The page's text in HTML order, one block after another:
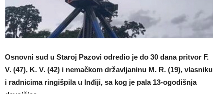
Osnovni sud u Staroj Pazovi odredio je do 30 dana pritvor F.
V. (47), K. V. (42) i nemačkom državljaninu M. R. (19), vlasniku
i radnicima ringišpila u Inđiji, sa kog je pala 13-ogodišnja